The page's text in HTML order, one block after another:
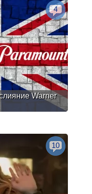
Warner
4
10